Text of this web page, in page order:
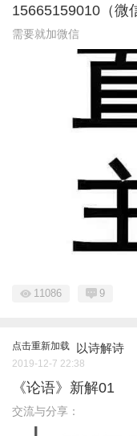
15665159010（微
需要就加微信
11086 9
点击重新加载 以诗解诗
2019-12-7 22:38
《论语》新解01
交流与分享：